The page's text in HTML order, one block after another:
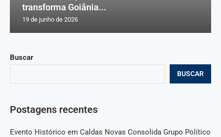
Buscar
BUSCAR
Postagens recentes
Evento Histórico em Caldas Novas Consolida Grupo Político
transforma Goiânia...
19 de junho de 2026